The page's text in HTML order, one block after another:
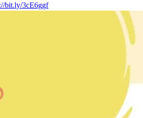
bit.ly/3cE6ggf